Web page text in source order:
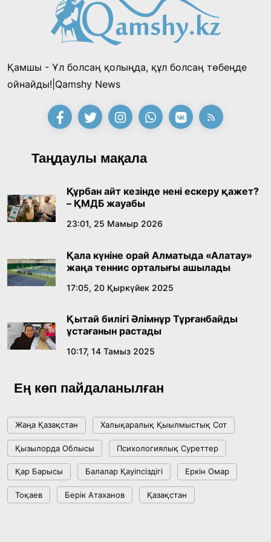
Қонаев қаласының әкімі «Славян базары»
байқауының жеңімпазы Ақерке Амалятты
қабылдады
16:27, 23 Шілде 2026
Қазақ тіліндегі «құт» концептісінің
09:21, 21 Шілде 2026
Абайдың адам тәрбиесі туралы
көзқарастарының өзектілігі
18:59, 20 Шілде 2026
Жасанды интеллект: адамзаттың көмекшісі
18:16, 20 Шілде 2026
Ұлттық архивтің ашылғанына 20 жыл: негізгі
17:09, 20 Шілде 2026
күйіне назар аударды
АЛТЫН ОРДА ТАРИХЫН ОҚЫТУДЫҢ
ИННОВАЦИЯЛЫҚ ТӘСІЛДЕРІ ЕНГІЗІЛЕДІ
10:28, 15 Шілде 2026
Қамшы - Ұл болсаң қолыңда, құл болсаң төбеңде
ойнайды!|Qamshy News
Таңдаулы мақала
Құрбан айт кезінде нені ескеру қажет?
– ҚМДБ жауабы
23:01, 25 Мамыр 2026
Қала күніне орай Алматыда «Алатау»
жаңа теннис орталығы ашылады
17:05, 20 Қыркүйек 2025
Қытай билігі Әлімнұр Тұрғанбайды
ұстағанын растады
10:17, 14 Тамыз 2025
Ең көп пайдаланылған
Жаңа Қазақстан Халықаралық Қыылмыстық Сот
Қызылорда Облысы Психологиялық Суреттер
Қар Барысы Балалар Қауіпсіздігі Еркін Омар
Тоқаев Берік Атаханов Қазақстан